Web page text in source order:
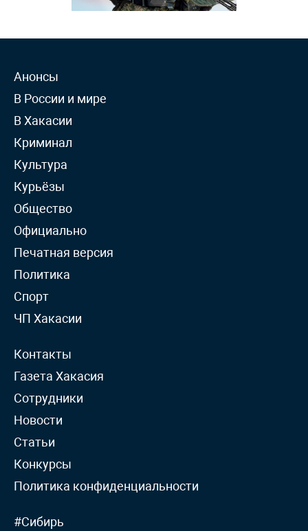
Анонсы
В России и мире
В Хакасии
Криминал
Культура
Курьёзы
Общество
Официально
Печатная версия
Политика
Спорт
ЧП Хакасии
Контакты
Газета Хакасия
Сотрудники
Новости
Статьи
Конкурсы
Политика конфиденциальности
#Сибирь